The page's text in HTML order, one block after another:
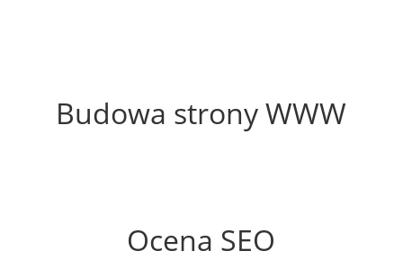
Budowa strony WWW
Ocena SEO